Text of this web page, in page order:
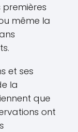
même la
et ses
la
que
ont